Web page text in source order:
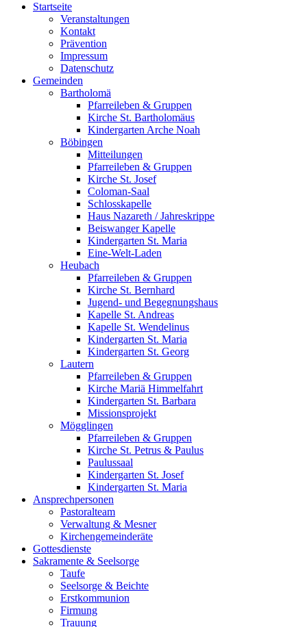
Startseite
Veranstaltungen
Kontakt
Prävention
Impressum
Datenschutz
Gemeinden
Bartholomä
Pfarreileben & Gruppen
Kirche St. Bartholomäus
Kindergarten Arche Noah
Böbingen
Mitteilungen
Pfarreileben & Gruppen
Kirche St. Josef
Coloman-Saal
Schlosskapelle
Haus Nazareth / Jahreskrippe
Beiswanger Kapelle
Kindergarten St. Maria
Eine-Welt-Laden
Heubach
Pfarreileben & Gruppen
Kirche St. Bernhard
Jugend- und Begegnungshaus
Kapelle St. Andreas
Kapelle St. Wendelinus
Kindergarten St. Maria
Kindergarten St. Georg
Lautern
Pfarreileben & Gruppen
Kirche Mariä Himmelfahrt
Kindergarten St. Barbara
Missionsprojekt
Mögglingen
Pfarreileben & Gruppen
Kirche St. Petrus & Paulus
Paulussaal
Kindergarten St. Josef
Kindergarten St. Maria
Ansprechpersonen
Pastoralteam
Verwaltung & Mesner
Kirchengemeinderäte
Gottesdienste
Sakramente & Seelsorge
Taufe
Seelsorge & Beichte
Erstkommunion
Firmung
Trauung